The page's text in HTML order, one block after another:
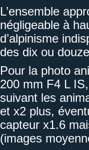
L’ensemble
négligeable à
d’alpinisme
des dix ou
Pour la photo
200 mm F4 L
suivant les
et x2 plus,
capteur x1.6
(images